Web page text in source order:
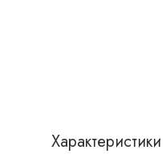
Характеристики